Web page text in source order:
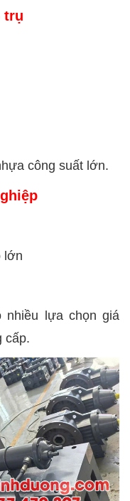
trụ
công suất lớn.
lớn
nhiều lựa chọn giá
cấp.